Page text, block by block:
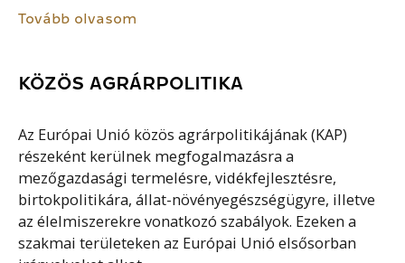
Tovább olvasom
KÖZÖS AGRÁRPOLITIKA
Az Európai Unió közös agrárpolitikájának (KAP)
részeként kerülnek megfogalmazásra a
mezőgazdasági termelésre, vidékfejlesztésre,
birtokpolitikára, állat-növényegészségügyre, illetve
az élelmiszerekre vonatkozó szabályok. Ezeken a
szakmai területeken az Európai Unió elsősorban